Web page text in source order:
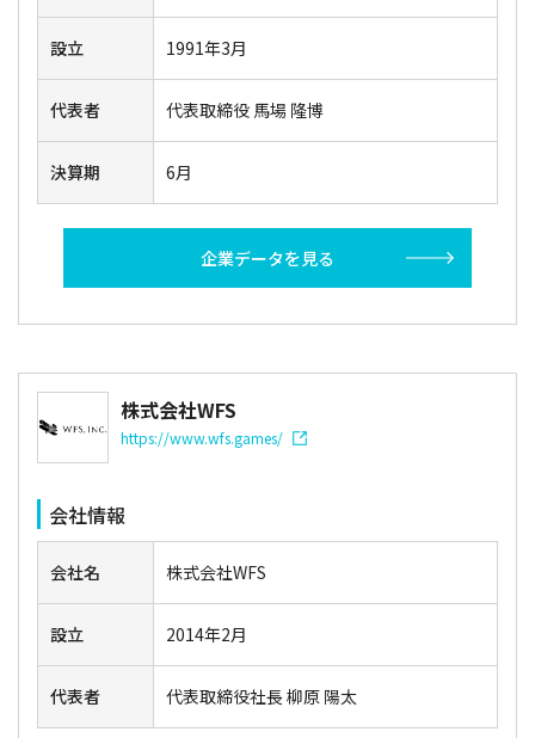
設立 1991年3月
代表者 代表取締役 馬場 隆博
決算期 6月
企業データを見る
株式会社WFS
https://www.wfs.games/
会社情報
会社名 株式会社WFS
設立 2014年2月
代表者 代表取締役社長 柳原 陽太